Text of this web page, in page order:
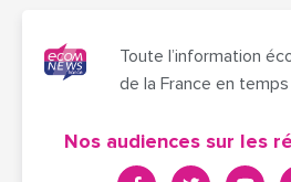
Toute l’information
de la France en temps
Nos audiences sur les